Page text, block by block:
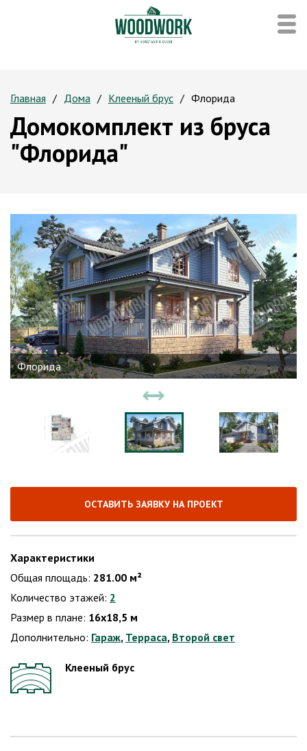
Главная Дома Клееный брус Флорида
Домокомплект из бруса
"Флорида"
Флорида
ОСТАВИТЬ ЗАЯВКУ НА ПРОЕКТ
Характеристики
Общая площадь: 281.00 м²
Количество этажей: 2
Размер в плане: 16х18,5 м
Дополнительно: Гараж, Терраса, Второй свет
Клееный брус